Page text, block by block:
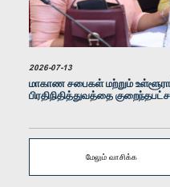
கௌரவ
2026-07-13
மாகாண சபைகள் மற்றும்
பிரதிநிதித்துவத்தை
மேலும் வாசிக்க